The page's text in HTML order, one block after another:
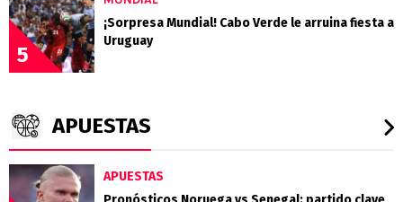
5
¡Sorpresa Mundial! Cabo Verde le arruina fiesta a
Uruguay
APUESTAS
APUESTAS